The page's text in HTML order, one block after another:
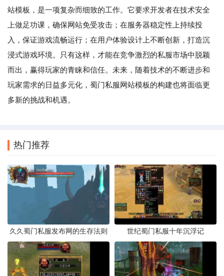
站模板，是一项复杂而细致的工作。它要求开发者在技术安全
上做足功课，确保网站免受攻击；在服务器稳定性上持续投
入，保证游戏流畅运行；在用户体验设计上不断创新，打造沉
浸式游戏环境。只有这样，才能在竞争激烈的私服市场中脱颖
而出，赢得玩家的青睐和信任。未来，随着技术的不断进步和
玩家需求的日益多元化，蜀门私服网站模板的构建也将面临更
多新的挑战和机遇。
热门推荐
久久蜀门私服发布网的生存法则 世纪蜀门私服十年沉浮记